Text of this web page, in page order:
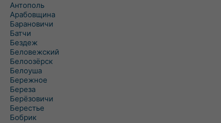
Антополь
Арабовщина
Барановичи
Батчи
Бездеж
Беловежский
Белоозёрск
Белоуша
Бережное
Береза
Берёзовичи
Берестье
Бобрик